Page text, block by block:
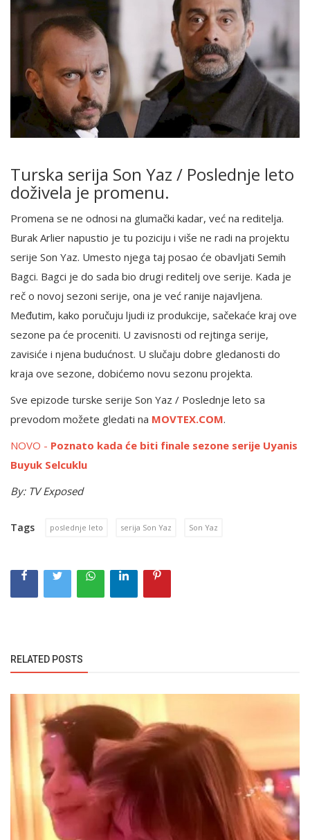
Turska serija Son Yaz / Poslednje leto
doživela je promenu.
Promena se ne odnosi na glumački kadar, već na reditelja.
Burak Arlier napustio je tu poziciju i više ne radi na projektu
serije Son Yaz. Umesto njega taj posao će obavljati Semih
Bagci. Bagci je do sada bio drugi reditelj ove serije. Kada je
reč o novoj sezoni serije, ona je već ranije najavljena.
Međutim, kako poručuju ljudi iz produkcije, sačekaće kraj ove
sezone pa će proceniti. U zavisnosti od rejtinga serije,
zavisiće i njena budućnost. U slučaju dobre gledanosti do
kraja ove sezone, dobićemo novu sezonu projekta.
Sve epizode turske serije Son Yaz / Poslednje leto sa
prevodom možete gledati na MOVTEX.COM.
NOVO - Poznato kada će biti finale sezone serije Uyanis
Buyuk Selcuklu
By: TV Exposed
Tags poslednje leto serija Son Yaz Son Yaz
RELATED POSTS